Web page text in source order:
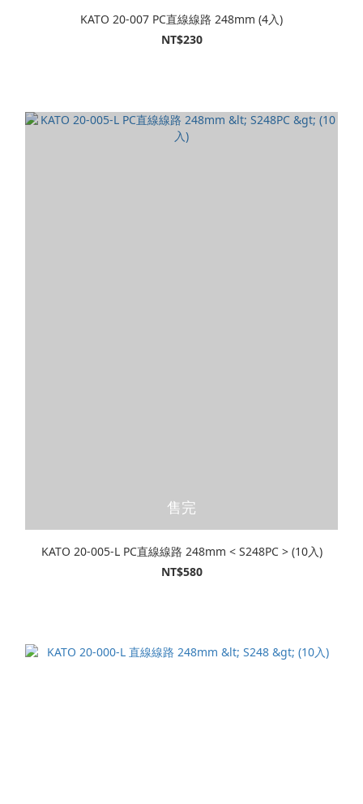
KATO 20-007 PC直線線路 248mm (4入)
NT$230
售完
KATO 20-005-L PC直線線路 248mm < S248PC > (10入)
NT$580